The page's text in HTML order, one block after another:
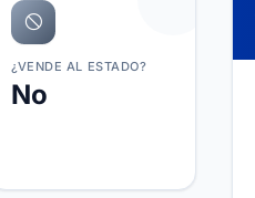
¿VENDE AL ESTADO?
No